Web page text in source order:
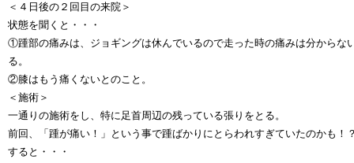
＜４日後の２回目の来院＞
状態を聞くと・・・
①踵部の痛みは、ジョギングは休んでいるので走った時の痛みは分からな
る。
②膝はもう痛くないとのこと。
＜施術＞
一通りの施術をし、特に足首周辺の残っている張りをとる。
前回、「踵が痛い！」という事で踵ばかりにとらわれすぎていたのかも
すると・・・